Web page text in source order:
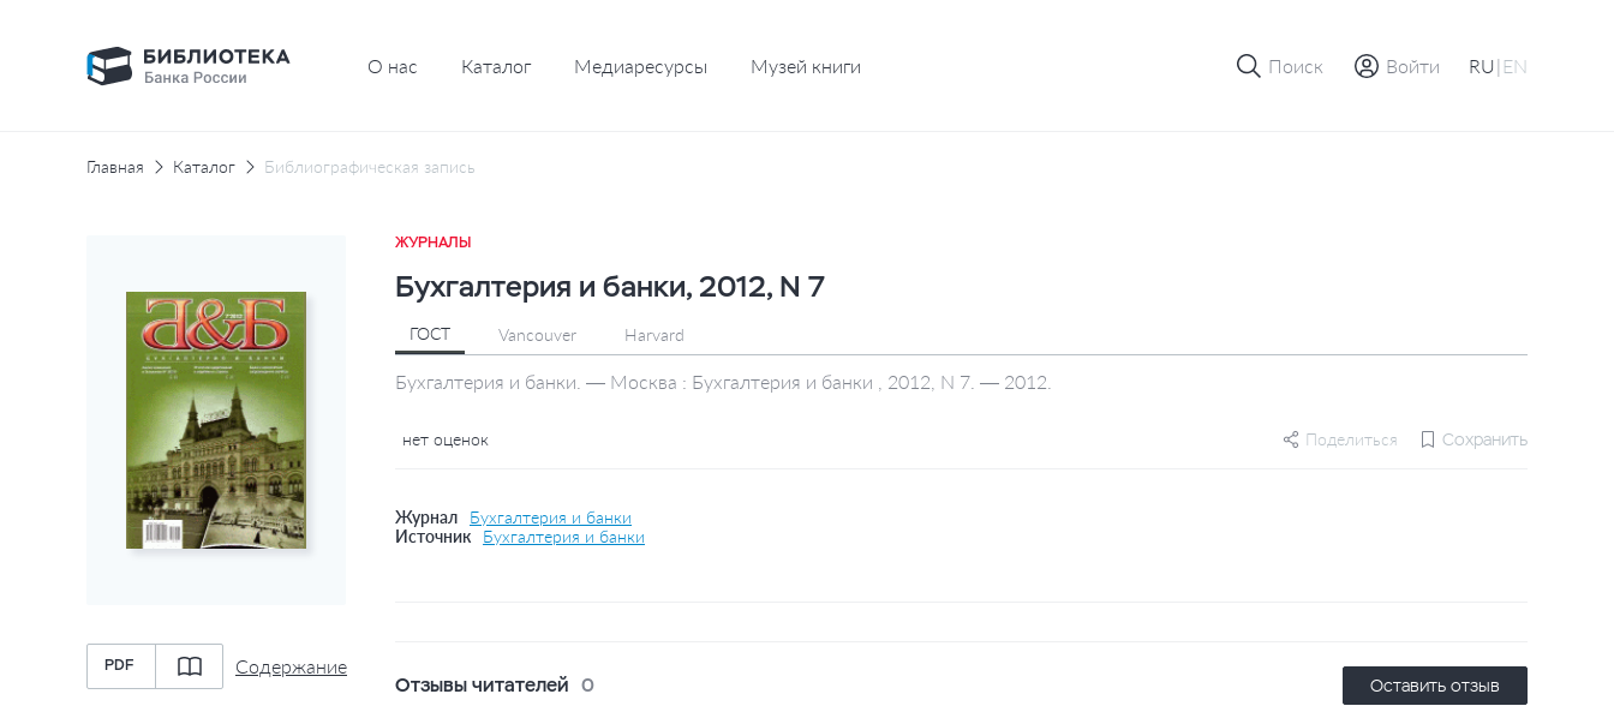
О нас Каталог Медиаресурсы Музей книги Поиск Войти RU| EN
Главная Каталог Библиографическая запись
PDF Содержание
ЖУРНАЛЫ
Бухгалтерия и банки, 2012, N 7
ГОСТ Vancouver Harvard
Бухгалтерия и банки. — Москва : Бухгалтерия и банки , 2012, N 7. — 2012.
нет оценок Поделиться Сохранить
Журнал
Бухгалтерия и банки
Источник
Бухгалтерия и банки
Отзывы читателей 0 Оставить отзыв